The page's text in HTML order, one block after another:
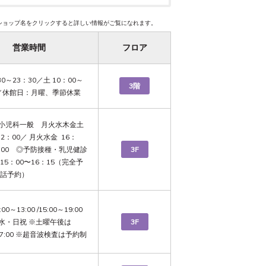
ップ名をクリックすると詳しい情報がご覧になれます。
営業時間 フロア
～23：30／土 10：00～
休館日：月曜、季節休業
3階
児科一般　月火水木金土
：00／ 月火水金  16：
　◎予防接種・乳児健診
：00〜16：15（完全予
予約）
3F
～13:00 /15:00～19:00
・日祝 ※土曜午後は
※超音波検査は予約制
3F